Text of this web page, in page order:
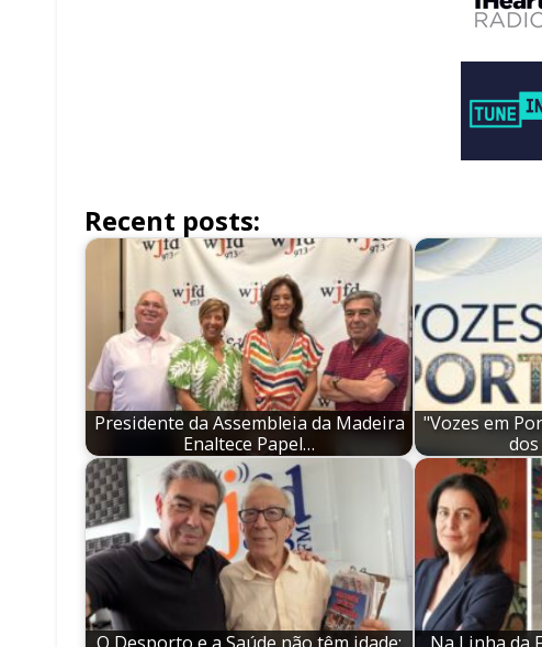
Recent posts:
Presidente da Assembleia da Madeira
Enaltece Papel…
"Vozes em